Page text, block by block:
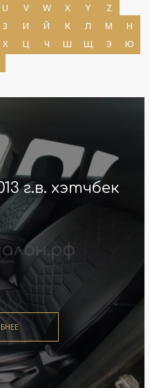
U V W X Y
Z
З И Й К Л М
Н
Х Ц Ч Ш Щ Э
Ю
г.в. хэтчбек